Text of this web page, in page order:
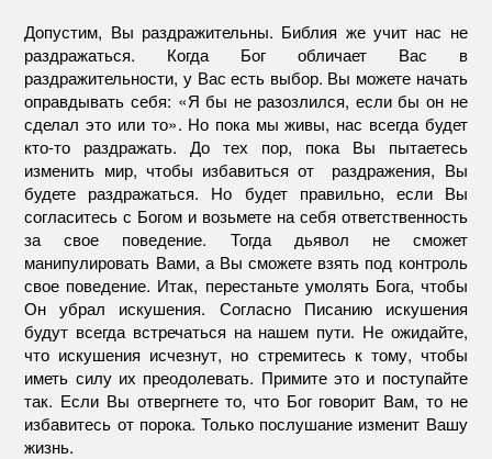
Допустим, Вы раздражительны. Библия же учит нас не
раздражаться. Когда Бог обличает Вас в
раздражительности, у Вас есть выбор. Вы можете начать
оправдывать себя: «Я бы не разозлился, если бы он не
сделал это или то». Но пока мы живы, нас всегда будет
кто-то раздражать. До тех пор, пока Вы пытаетесь
изменить мир, чтобы избавиться от раздражения, Вы
будете раздражаться. Но будет правильно, если Вы
согласитесь с Богом и возьмете на себя ответственность
за свое поведение. Тогда дьявол не сможет
манипулировать Вами, а Вы сможете взять под контроль
свое поведение. Итак, перестаньте умолять Бога, чтобы
Он убрал искушения. Согласно Писанию искушения
будут всегда встречаться на нашем пути. Не ожидайте,
что искушения исчезнут, но стремитесь к тому, чтобы
иметь силу их преодолевать. Примите это и поступайте
так. Если Вы отвергнете то, что Бог говорит Вам, то не
избавитесь от порока. Только послушание изменит Вашу
жизнь.